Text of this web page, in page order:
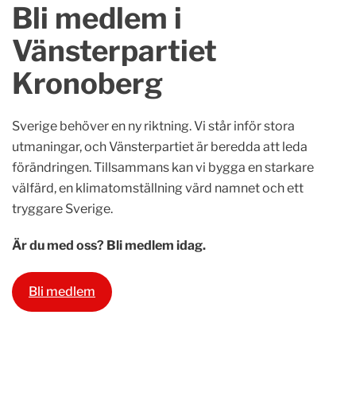
Bli medlem i
Vänsterpartiet
Kronoberg
Sverige behöver en ny riktning. Vi står inför stora
utmaningar, och Vänsterpartiet är beredda att leda
förändringen. Tillsammans kan vi bygga en starkare
välfärd, en klimatomställning värd namnet och ett
tryggare Sverige.
Är du med oss? Bli medlem idag.
Bli medlem